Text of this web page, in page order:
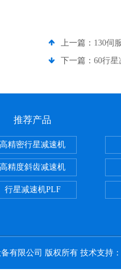
上一篇： 130伺
下一篇： 60行星
推荐产品
高精密行星减速机
高精度斜齿减速机
行星减速机PLF
有限公司 版权所有 技术支持：